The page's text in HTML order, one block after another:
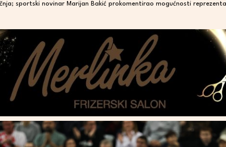
sportski novinar Marijan Bakić prokomentirao mogućnosti